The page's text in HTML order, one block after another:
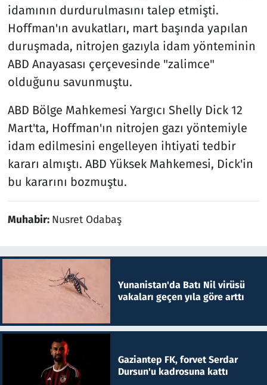
idamının durdurulmasını talep etmişti.
Hoffman'ın avukatları, mart başında yapılan
duruşmada, nitrojen gazıyla idam yönteminin
ABD Anayasası çerçevesinde "zalimce"
olduğunu savunmuştu.
ABD Bölge Mahkemesi Yargıcı Shelly Dick 12
Mart'ta, Hoffman'ın nitrojen gazı yöntemiyle
idam edilmesini engelleyen ihtiyati tedbir
kararı almıştı. ABD Yüksek Mahkemesi, Dick'in
bu kararını bozmuştu.
Muhabir: Nusret Odabaş
Yunanistan'da Batı Nil virüsü
vakaları geçen yıla göre arttı
Gaziantep FK, forvet Serdar
Dursun'u kadrosuna kattı